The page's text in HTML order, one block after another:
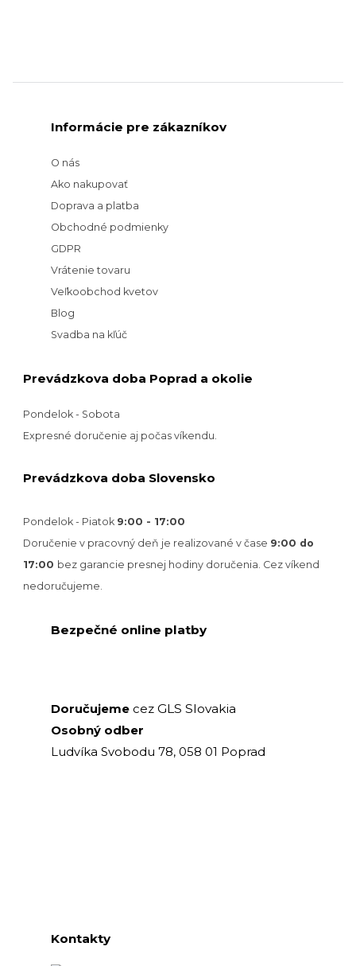
Informácie pre zákazníkov
O nás
Ako nakupovať
Doprava a platba
Obchodné podmienky
GDPR
Vrátenie tovaru
Veľkoobchod kvetov
Blog
Svadba na kľúč
Prevádzkova doba Poprad a okolie
Pondelok - Sobota
Expresné doručenie aj počas víkendu.
Prevádzkova doba Slovensko
Pondelok - Piatok 9:00 - 17:00
Doručenie v pracovný deň je realizované v čase 9:00 do
17:00 bez garancie presnej hodiny doručenia. Cez víkend
nedoručujeme.
Bezpečné online platby
Doručujeme cez GLS Slovakia
Osobný odber
Ludvíka Svobodu 78, 058 01 Poprad
Kontakty